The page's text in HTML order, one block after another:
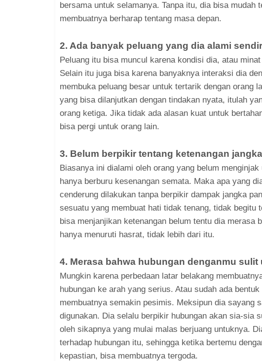
bersama untuk selamanya. Tanpa itu, dia bisa mudah
membuatnya berharap tentang masa depan.
2. Ada banyak peluang yang dia alami
Peluang itu bisa muncul karena kondisi dia, atau
Selain itu juga bisa karena banyaknya interaksi dia
membuka peluang besar untuk tertarik dengan orang
yang bisa dilanjutkan dengan tindakan nyata, itulah
orang ketiga. Jika tidak ada alasan kuat untuk
bisa pergi untuk orang lain.
3. Belum berpikir tentang ketenangan
Biasanya ini dialami oleh orang yang belum
hanya berburu kesenangan semata. Maka apa yang
cenderung dilakukan tanpa berpikir dampak jangka
sesuatu yang membuat hati tidak tenang, tidak begitu
bisa menjanjikan ketenangan belum tentu dia merasa
hanya menuruti hasrat, tidak lebih dari itu.
4. Merasa bahwa hubungan denganmu
Mungkin karena perbedaan latar belakang
hubungan ke arah yang serius. Atau sudah ada
membuatnya semakin pesimis. Meksipun dia sayang
digunakan. Dia selalu berpikir hubungan akan sia-sia
oleh sikapnya yang mulai malas berjuang untuknya.
terhadap hubungan itu, sehingga ketika bertemu
kepastian, bisa membuatnya tergoda.